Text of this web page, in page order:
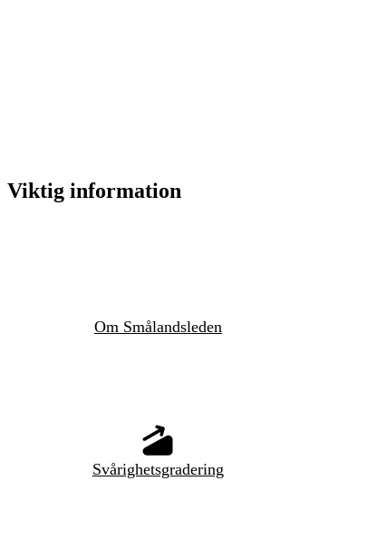
Viktig information
Om Smålandsleden
Svårighetsgradering